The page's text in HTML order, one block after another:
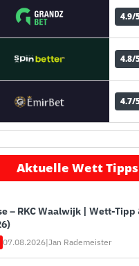
4.9/
4.8/
4.7/
Aktuelle Wett Tipps
– RKC Waalwijk | Wett-Tipp
07.08.2026|Jan Rademeister